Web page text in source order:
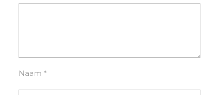
Naam *